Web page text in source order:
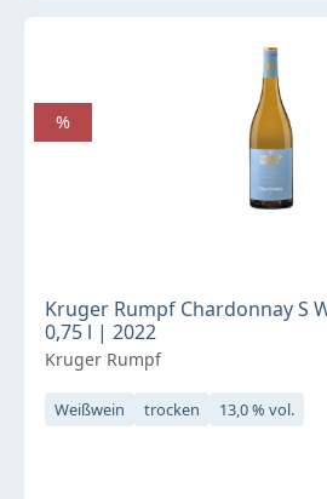
Kruger Rumpf Chardonnay S
0,75 l | 2022
Kruger Rumpf
Weißwein trocken 13,0 % vol.
%